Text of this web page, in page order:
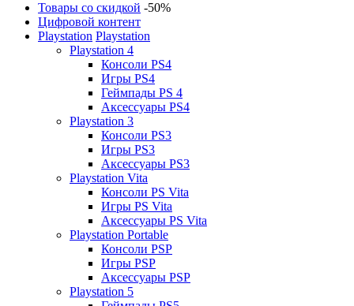
Товары со скидкой -50%
Цифровой контент
Playstation Playstation
Playstation 4
Консоли PS4
Игры PS4
Геймпады PS 4
Аксессуары PS4
Playstation 3
Консоли PS3
Игры PS3
Аксессуары PS3
Playstation Vita
Консоли PS Vita
Игры PS Vita
Аксессуары PS Vita
Playstation Portable
Консоли PSP
Игры PSP
Аксессуары PSP
Playstation 5